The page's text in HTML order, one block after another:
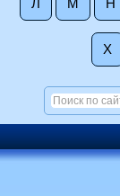
Л М Н
Х